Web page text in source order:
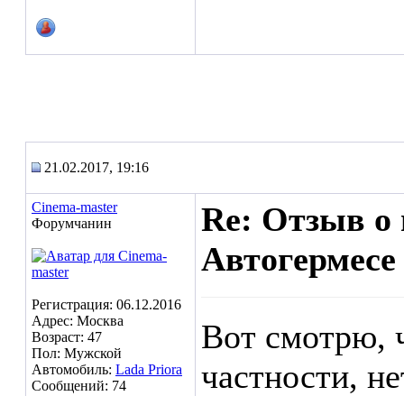
21.02.2017, 19:16
Cinema-master
Форумчанин
Регистрация: 06.12.2016
Адрес: Москва
Возраст: 47
Пол: Мужской
Автомобиль: Lada Priora
Сообщений: 74
Re: Отзыв о
Вот смотрю,
частности,